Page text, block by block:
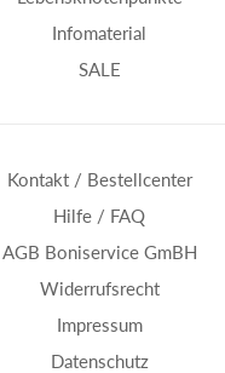
Infomaterial
SALE
Kontakt / Bestellcenter
Hilfe / FAQ
AGB Boniservice GmBH
Widerrufsrecht
Impressum
Datenschutz